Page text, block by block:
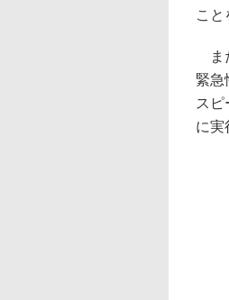
こと
ま
緊急
ス
に実